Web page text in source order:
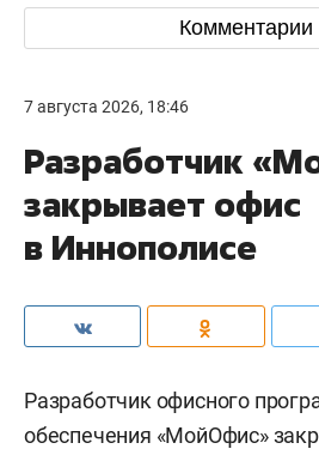
Комментарии
7 августа 2026, 18:46
Разработчик
закрывает офис
в Иннополисе
Разработчик офисного
обеспечения «МойОфис»